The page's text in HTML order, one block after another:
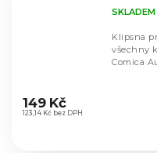
hodnocení
produktu
123,14 Kč bez DPH
149 Kč
Klipsna
všechny
Comica